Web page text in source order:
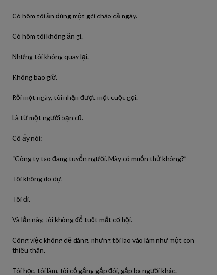
Có hôm tôi ăn đúng một gói cháo cả ngày.
Có hôm tôi không ăn gì.
Nhưng tôi không quay lại.
Không bao giờ.
Rồi một ngày, tôi nhận được một cuộc gọi.
Là từ một người bạn cũ.
Cô ấy nói:
“Công ty tao đang tuyển người. Mày có muốn thử không?”
Tôi không do dự.
Tôi đi.
Và lần này, tôi không để tuột mất cơ hội.
Công việc không dễ dàng, nhưng tôi lao vào làm như một con
thiêu thân.
Tôi học, tôi làm, tôi cố gắng gấp đôi, gấp ba người khác.